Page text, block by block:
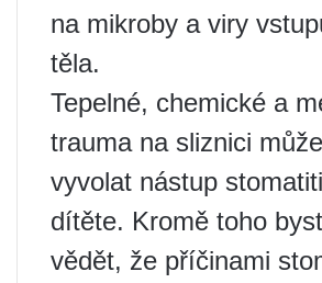
na mikroby a viry
těla.
Tepelné, chemické a
trauma na sliznici
vyvolat nástup
dítěte. Kromě toho
vědět, že příčinami